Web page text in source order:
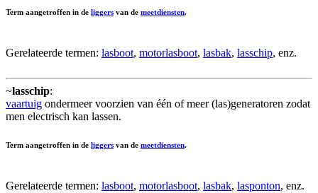
Term aangetroffen in de liggers van de meetdiensten.
Gerelateerde termen: lasboot, motorlasboot, lasbak, lasschip, enz.
~lasschip:
vaartuig ondermeer voorzien van één of meer (las)generatoren zodat
men electrisch kan lassen.
Term aangetroffen in de liggers van de meetdiensten.
Gerelateerde termen: lasboot, motorlasboot, lasbak, lasponton, enz.